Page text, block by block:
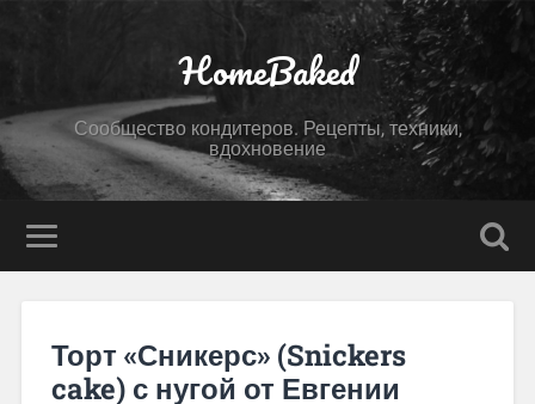
HomeBaked
Сообщество кондитеров. Рецепты, техники,
вдохновение
Торт «Сникерс» (Snickers
cake) с нугой от Евгении